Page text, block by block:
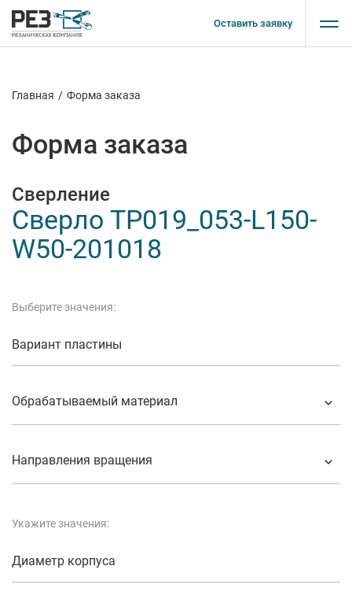
Оставить заявку
Главная / Форма заказа
Форма заказа
Сверление
Сверло TP019_053-L150-
W50-201018
Выберите значения:
Вариант пластины
Обрабатываемый материал
Направления вращения
Укажите значения:
Диаметр корпуса